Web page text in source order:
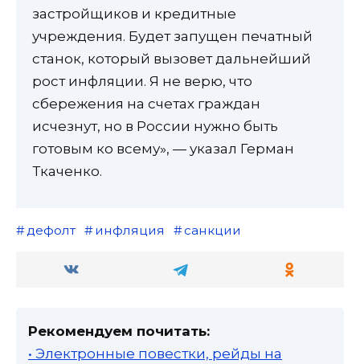
застройщиков и кредитные
учреждения. Будет запущен печатный
станок, который вызовет дальнейший
рост инфляции. Я не верю, что
сбережения на счетах граждан
исчезнут, но в России нужно быть
готовым ко всему», — указал Герман
Ткаченко.
дефолт инфляция санкции
Рекомендуем почитать:
• Электронные повестки, рейды на